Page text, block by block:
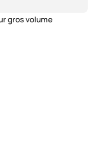
gros volume